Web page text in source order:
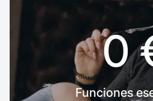
0
Funciones